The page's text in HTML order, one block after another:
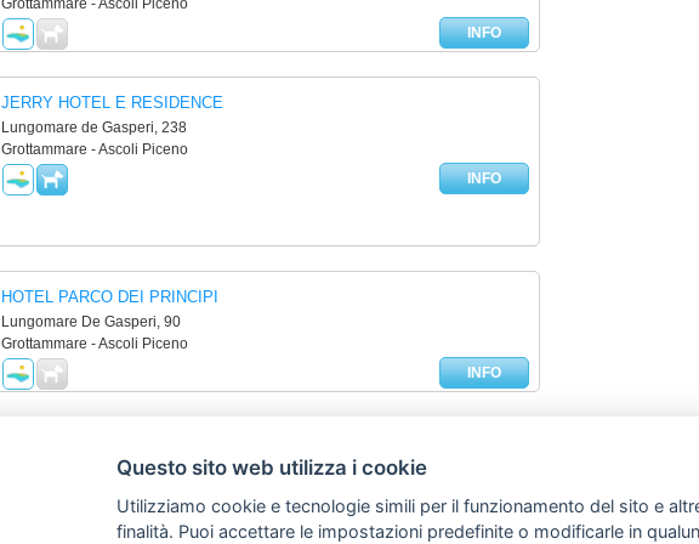
Grottammare - Ascoli Piceno
INFO
JERRY HOTEL E RESIDENCE
Lungomare de Gasperi, 238
Grottammare - Ascoli Piceno
INFO
HOTEL PARCO DEI PRINCIPI
Lungomare De Gasperi, 90
Grottammare - Ascoli Piceno
INFO
Lungomare De Gasperi 128Questo sito web utilizza i cookie
Utilizziamo cookie e tecnologie simili per il funzionamento del sito e
finalità. Puoi accettare le impostazioni predefinite o modificarle in